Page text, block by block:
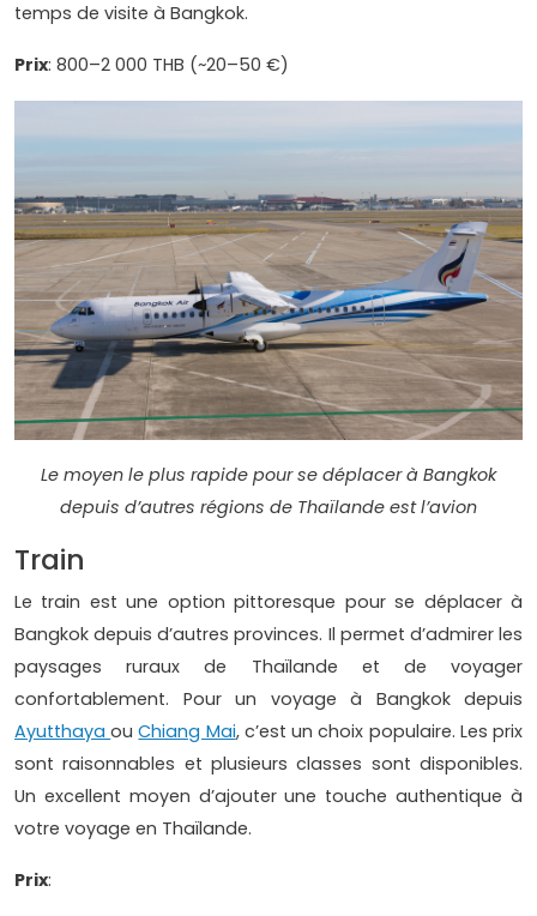
temps de visite à Bangkok.
Prix: 800–2 000 THB (~20–50 €)
Le moyen le plus rapide pour se déplacer à Bangkok
depuis d’autres régions de Thaïlande est l’avion
Train
Le train est une option pittoresque pour se déplacer à
Bangkok depuis d’autres provinces. Il permet d’admirer les
paysages ruraux de Thaïlande et de voyager
confortablement. Pour un voyage à Bangkok depuis
AyutthayaouChiang Mai, c’est un choix populaire. Les prix
sont raisonnables et plusieurs classes sont disponibles.
Un excellent moyen d’ajouter une touche authentique à
votre voyage en Thaïlande.
Prix: